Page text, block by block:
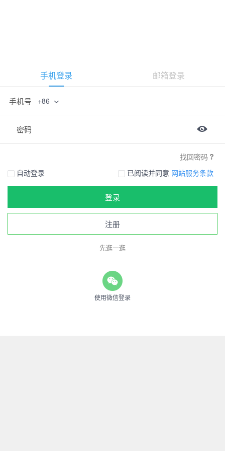
手机登录 邮箱登录
手机号 +86
密码
找回密码
自动登录
已阅读并同意 网站服务条款
登录
注册
先逛一逛
使用微信登录